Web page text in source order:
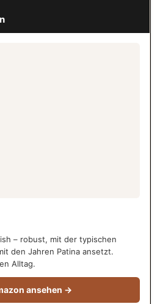
– robust, mit der typischen
den Jahren Patina ansetzt.
Alltag.
ansehen →